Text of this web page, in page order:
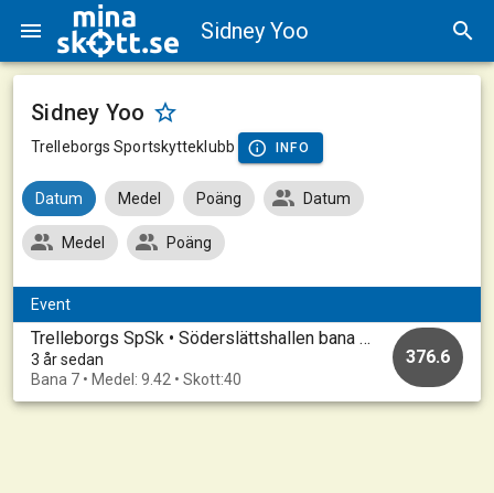
Sidney Yoo
Sidney Yoo
Trelleborgs Sportskytteklubb INFO
Datum Medel Poäng Datum
Medel Poäng
Event
Trelleborgs SpSk • Söderslättshallen bana 1-10 • 20230320_A
3 år sedan
Bana 7 • Medel: 9.42 • Skott:40
376.6